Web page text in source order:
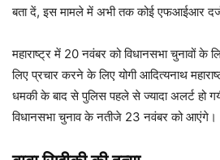
बता दें, इस मामले में अभी तक कोई एफआईआर
महाराष्ट्र में 20 नवंबर को विधानसभा चुनावों के
लिए प्रचार करने के लिए योगी आदित्यनाथ
धमकी के बाद से पुलिस पहले से ज्यादा अलर्ट हो
विधानसभा चुनाव के नतीजे 23 नवंबर को आएंगे।